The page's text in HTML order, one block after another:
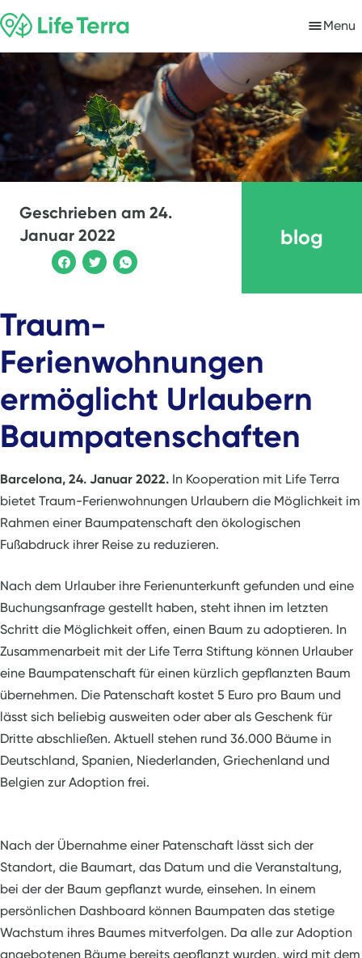
Menu
Geschrieben am 24.
Januar 2022
blog
Traum-
Ferienwohnungen
ermöglicht Urlaubern
Baumpatenschaften
Barcelona, 24. Januar 2022. In Kooperation mit Life Terra
bietet Traum-Ferienwohnungen Urlaubern die Möglichkeit im
Rahmen einer Baumpatenschaft den ökologischen
Fußabdruck ihrer Reise zu reduzieren.
Nach dem Urlauber ihre Ferienunterkunft gefunden und eine
Buchungsanfrage gestellt haben, steht ihnen im letzten
Schritt die Möglichkeit offen, einen Baum zu adoptieren. In
Zusammenarbeit mit der Life Terra Stiftung können Urlauber
eine Baumpatenschaft für einen kürzlich gepflanzten Baum
übernehmen. Die Patenschaft kostet 5 Euro pro Baum und
lässt sich beliebig ausweiten oder aber als Geschenk für
Dritte abschließen. Aktuell stehen rund 36.000 Bäume in
Deutschland, Spanien, Niederlanden, Griechenland und
Belgien zur Adoption frei.
Nach der Übernahme einer Patenschaft lässt sich der
Standort, die Baumart, das Datum und die Veranstaltung,
bei der der Baum gepflanzt wurde, einsehen. In einem
persönlichen Dashboard können Baumpaten das stetige
Wachstum ihres Baumes mitverfolgen. Da alle zur Adoption
angebotenen Bäume bereits gepflanzt wurden, wird mit dem